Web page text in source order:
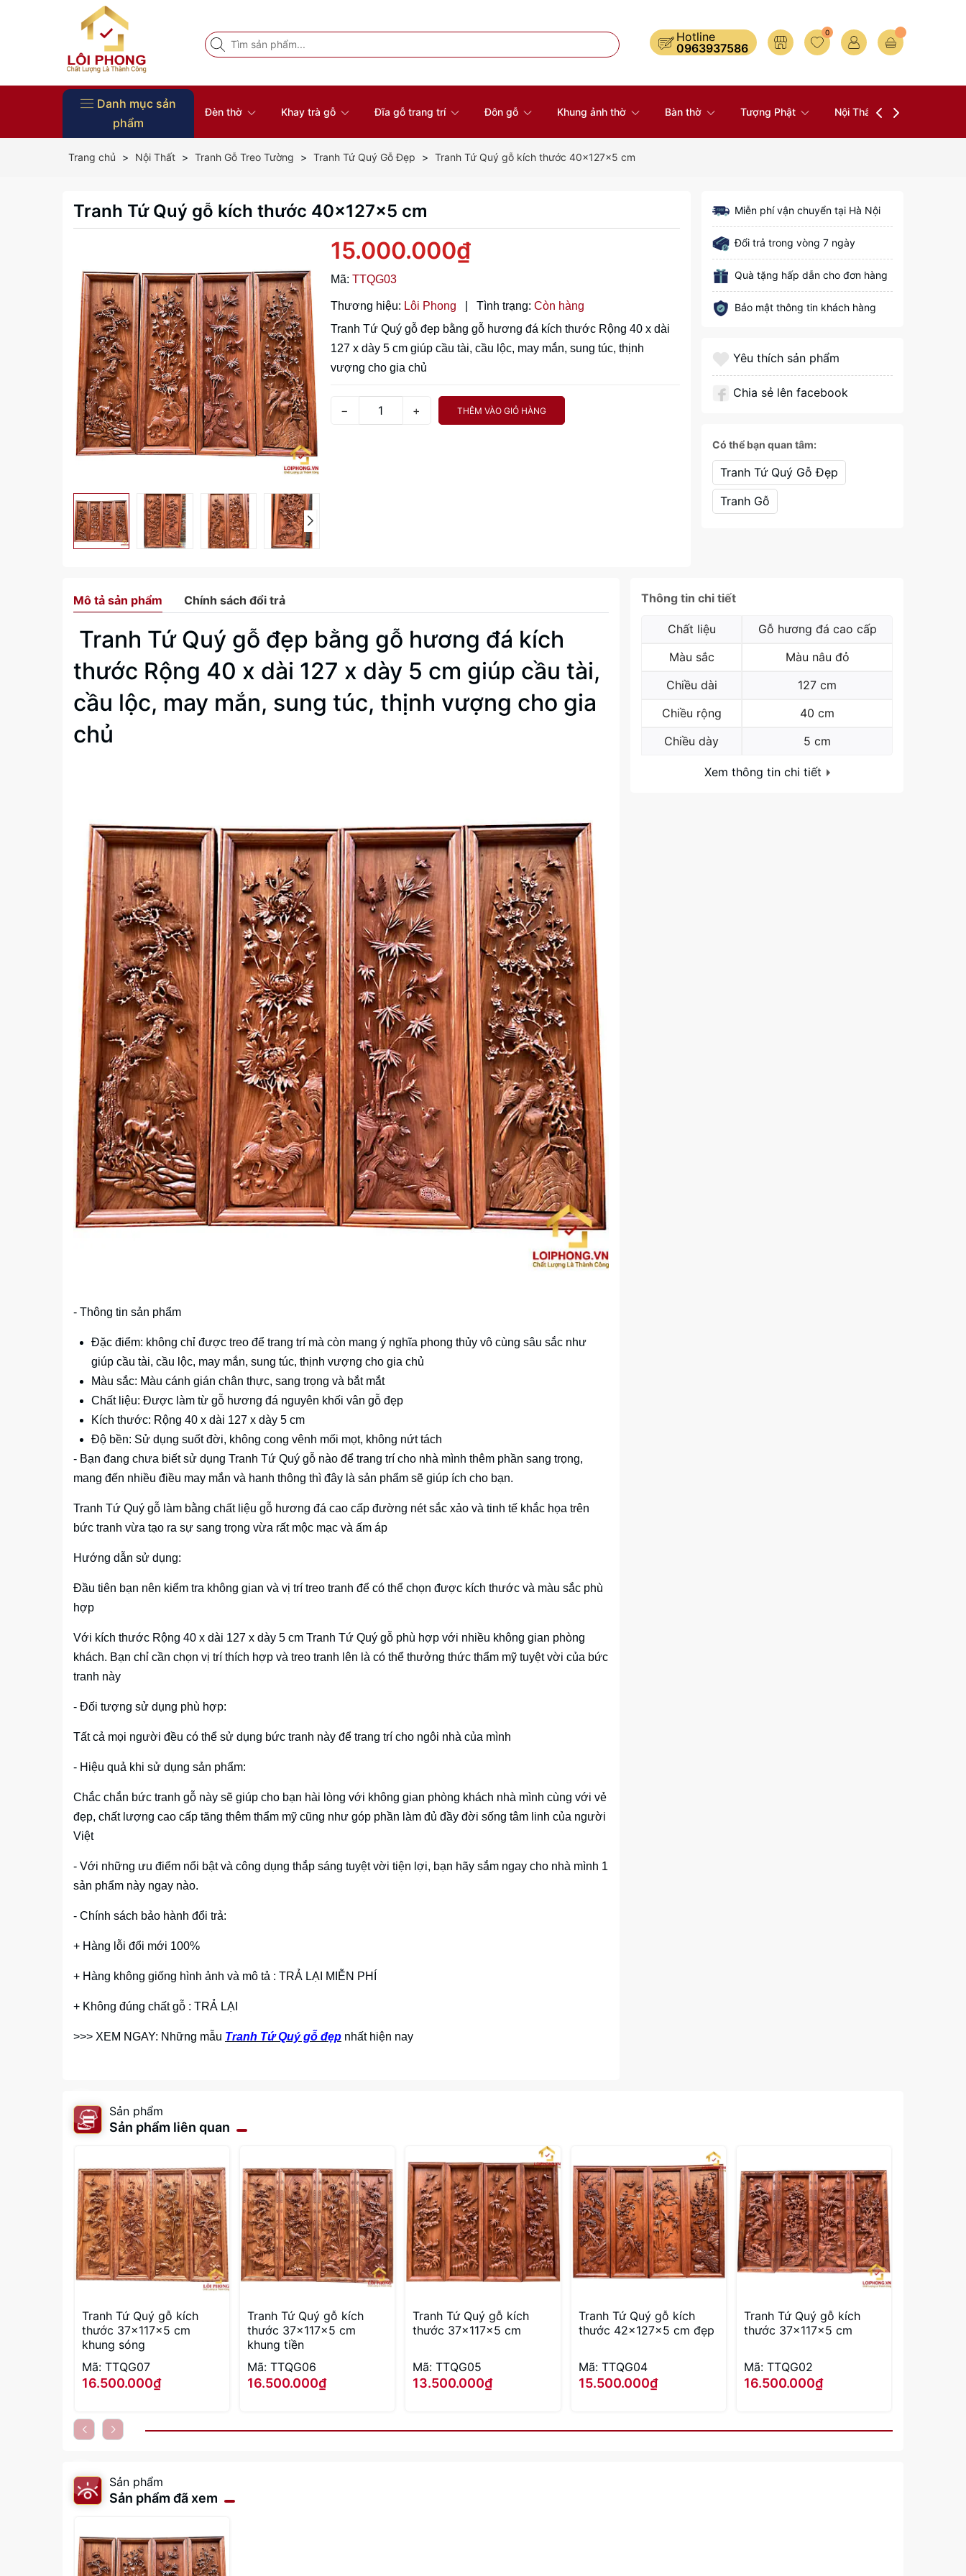
Hotline
0963937586
0
Danh mục sản
phẩm
Đèn thờ Khay trà gỗ Đĩa gỗ trang trí Đôn gỗ Khung ảnh thờ Bàn thờ Tượng Phật Nội Thất
Trang chủ Nội Thất Tranh Gỗ Treo Tường Tranh Tứ Quý Gỗ Đẹp Tranh Tứ Quý gỗ kích thước 40x127x5 cm
Tranh Tứ Quý gỗ kích thước 40x127x5 cm
15.000.000₫
Mã: TTQG03
Thương hiệu: Lôi Phong Tình trạng: Còn hàng
Tranh Tứ Quý gỗ đẹp bằng gỗ hương đá kích thước Rộng 40 x dài
127 x dày 5 cm giúp cầu tài, cầu lộc, may mắn, sung túc, thịnh
vượng cho gia chủ
− + THÊM VÀO GIỎ HÀNG
Miễn phí vận chuyển tại Hà Nội
Đổi trả trong vòng 7 ngày
Quà tặng hấp dẫn cho đơn hàng
Bảo mật thông tin khách hàng
Yêu thích sản phẩm
Chia sẻ lên facebook
Có thể bạn quan tâm:
Tranh Tứ Quý Gỗ Đẹp
Tranh Gỗ
Mô tả sản phẩm Chính sách đổi trả
Tranh Tứ Quý gỗ đẹp bằng gỗ hương đá kích
thước Rộng 40 x dài 127 x dày 5 cm giúp cầu tài,
cầu lộc, may mắn, sung túc, thịnh vượng cho gia
chủ
- Thông tin sản phẩm
Đặc điểm: không chỉ được treo để trang trí mà còn mang ý nghĩa phong thủy vô cùng sâu sắc như
giúp cầu tài, cầu lộc, may mắn, sung túc, thịnh vượng cho gia chủ
Màu sắc: Màu cánh gián chân thực, sang trọng và bắt mắt
Chất liệu: Được làm từ gỗ hương đá nguyên khối vân gỗ đẹp
Kích thước: Rộng 40 x dài 127 x dày 5 cm
Độ bền: Sử dụng suốt đời, không cong vênh mối mọt, không nứt tách
- Bạn đang chưa biết sử dụng Tranh Tứ Quý gỗ nào để trang trí cho nhà mình thêm phần sang trọng,
mang đến nhiều điều may mắn và hanh thông thì đây là sản phẩm sẽ giúp ích cho bạn.
Tranh Tứ Quý gỗ làm bằng chất liệu gỗ hương đá cao cấp đường nét sắc xảo và tinh tế khắc họa trên
bức tranh vừa tạo ra sự sang trọng vừa rất mộc mạc và ấm áp
Hướng dẫn sử dụng:
Đầu tiên bạn nên kiểm tra không gian và vị trí treo tranh để có thể chọn được kích thước và màu sắc phù
hợp
Với kích thước Rộng 40 x dài 127 x dày 5 cm Tranh Tứ Quý gỗ phù hợp với nhiều không gian phòng
khách. Bạn chỉ cần chọn vị trí thích hợp và treo tranh lên là có thể thưởng thức thẩm mỹ tuyệt vời của bức
tranh này
- Đối tượng sử dụng phù hợp:
Tất cả mọi người đều có thể sử dụng bức tranh này để trang trí cho ngôi nhà của mình
- Hiệu quả khi sử dụng sản phẩm:
Chắc chắn bức tranh gỗ này sẽ giúp cho bạn hài lòng với không gian phòng khách nhà mình cùng với vẻ
đẹp, chất lượng cao cấp tăng thêm thẩm mỹ cũng như góp phần làm đủ đầy đời sống tâm linh của người
Việt
- Với những ưu điểm nổi bật và công dụng thắp sáng tuyệt vời tiện lợi, bạn hãy sắm ngay cho nhà mình 1
sản phẩm này ngay nào.
- Chính sách bảo hành đổi trả:
+ Hàng lỗi đổi mới 100%
+ Hàng không giống hình ảnh và mô tả : TRẢ LẠI MIỄN PHÍ
+ Không đúng chất gỗ : TRẢ LẠI
>>> XEM NGAY: Những mẫu Tranh Tứ Quý gỗ đẹp nhất hiện nay
Thông tin chi tiết
Chất liệu
Gỗ hương đá cao cấp
Màu sắc
Màu nâu đỏ
Chiều dài
127 cm
Chiều rộng
40 cm
Chiều dày
5 cm
Xem thông tin chi tiết
Sản phẩm
Sản phẩm liên quan
Tranh Tứ Quý gỗ kích
thước 37x117x5 cm
khung sóng
Mã: TTQG07
16.500.000₫
Tranh Tứ Quý gỗ kích
thước 37x117x5 cm
khung tiền
Mã: TTQG06
16.500.000₫
Tranh Tứ Quý gỗ kích
thước 37x117x5 cm
Mã: TTQG05
13.500.000₫
Tranh Tứ Quý gỗ kích
thước 42x127x5 cm đẹp
Mã: TTQG04
15.500.000₫
Tranh Tứ Quý gỗ kích
thước 37x117x5 cm
Mã: TTQG02
16.500.000₫
Sản phẩm
Sản phẩm đã xem